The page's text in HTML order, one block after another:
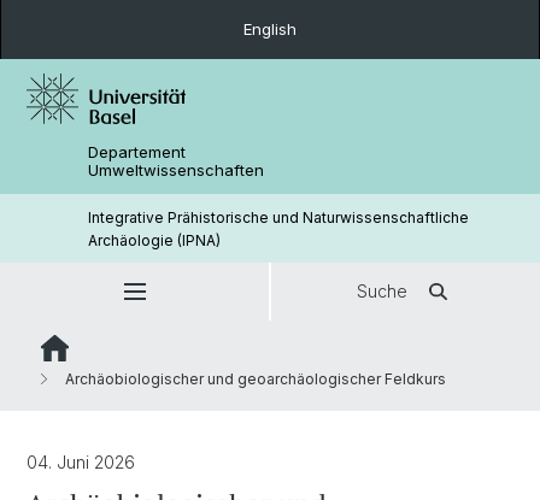
English
Departement
Umweltwissenschaften
Integrative Prähistorische und Naturwissenschaftliche
Archäologie (IPNA)
Suche
Archäobiologischer und geoarchäologischer Feldkurs
04. Juni 2026